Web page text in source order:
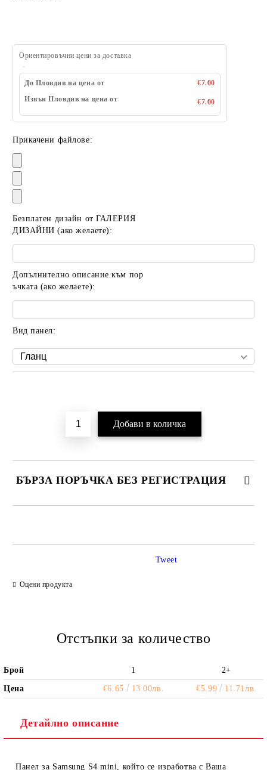
Ориентировъчни цени за доставка
До Пловдив на цена от
€7.00
Извън Пловдив на цена от
€7.00
Прикачени файлове:
Безплатен дизайн от ГАЛЕРИЯ
ДИЗАЙНИ (ако желаете):
Допълнително описание към пор
ъчката (ако желаете):
Вид панел:
БЪРЗА ПОРЪЧКА БЕЗ РЕГИСТРАЦИЯ
Оцени продукта
Tweet
Отстъпки за количество
Брой 1 2+
Цена €6.65 13.00лв. €5.99 11.71лв.
Детайлно описание
Панел за Samsung S4 mini, който се изработва с Ваша